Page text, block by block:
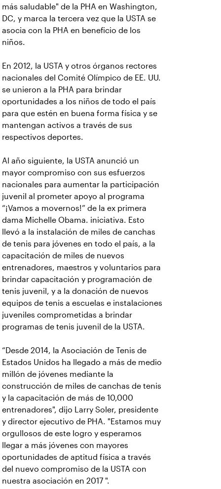
más saludable" de la PHA en Washington,
DC, y marca la tercera vez que la USTA se
asocia con la PHA en beneficio de los
niños.
En 2012, la USTA y otros órganos rectores
nacionales del Comité Olímpico de EE. UU.
se unieron a la PHA para brindar
oportunidades a los niños de todo el país
para que estén en buena forma física y se
mantengan activos a través de sus
respectivos deportes.
Al año siguiente, la USTA anunció un
mayor compromiso con sus esfuerzos
nacionales para aumentar la participación
juvenil al prometer apoyo al programa
“¡Vamos a movernos!” de la ex primera
dama Michelle Obama. iniciativa. Esto
llevó a la instalación de miles de canchas
de tenis para jóvenes en todo el país, a la
capacitación de miles de nuevos
entrenadores, maestros y voluntarios para
brindar capacitación y programación de
tenis juvenil, y a la donación de nuevos
equipos de tenis a escuelas e instalaciones
juveniles comprometidas a brindar
programas de tenis juvenil de la USTA.
“Desde 2014, la Asociación de Tenis de
Estados Unidos ha llegado a más de medio
millón de jóvenes mediante la
construcción de miles de canchas de tenis
y la capacitación de más de 10,000
entrenadores", dijo Larry Soler, presidente
y director ejecutivo de PHA. "Estamos muy
orgullosos de este logro y esperamos
llegar a más jóvenes con mayores
oportunidades de aptitud física a través
del nuevo compromiso de la USTA con
nuestra asociación en 2017 ".